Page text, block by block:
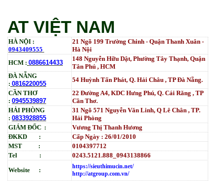
AT VIỆT NAM
HÀ NỘI :
0943409555
21 Ngõ 199 Trường Chinh - Quận Thanh Xuân -
Hà Nội
HCM : 0886614433
148 Nguyễn Hữu Dật, Phường Tây Thạnh, Quận
Tân Phú , HCM
ĐÀ NẴNG
: 0816220055
54 Huỳnh Tấn Phát, Q. Hải Châu , TP Đà Nẵng.
CẦN THƠ
: 0945539897
22 Đường A4, KDC Hưng Phú, Q. Cái Răng , TP
Cần Thơ.
HẢI PHÒNG
: 0833928855
31 Ngõ 571 Nguyễn Văn Linh, Q Lê Chân , TP.
Hải Phòng
GIÁM ĐỐC :
Vương Thị Thanh Hương
ĐKKD :
Cấp Ngày : 26/01/2010
MST :
0104397712
Tel :
0243.5121.888_0943138866
Website :
https://sieuthimucin.net/
http://atgroup.com.vn/